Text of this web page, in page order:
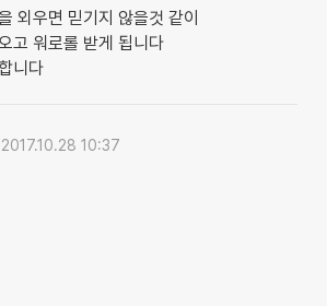
외우면 믿기지 않을것 같이
고 워로롤 받게 됩니다
니다
2017.10.28 10:37